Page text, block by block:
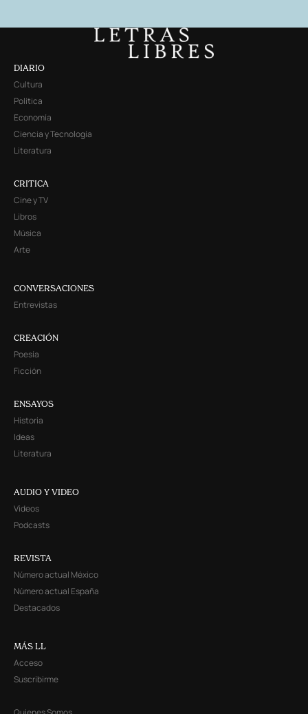
DIARIO
Cultura
Política
Economía
Ciencia y Tecnología
Literatura
CRITICA
Cine y TV
Libros
Música
Arte
CONVERSACIONES
Entrevistas
CREACIÓN
Poesía
Ficción
ENSAYOS
Historia
Ideas
Literatura
AUDIO Y VIDEO
Videos
Podcasts
REVISTA
Número actual México
Número actual España
Destacados
MÁS LL
Acceso
Suscribirme